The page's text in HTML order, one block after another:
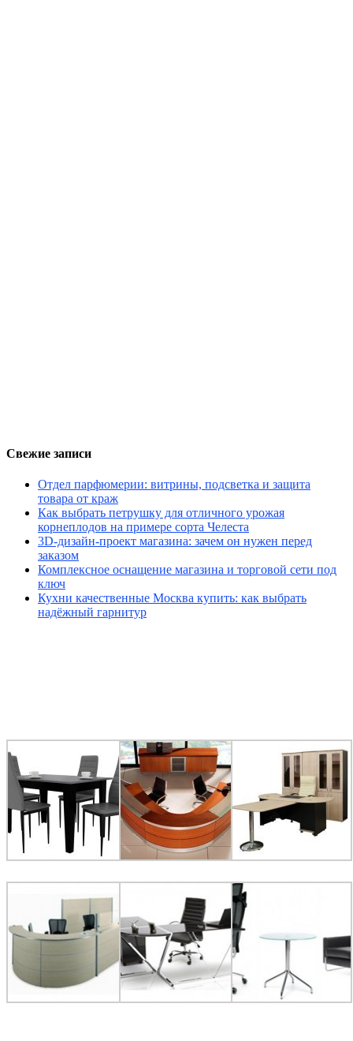
Свежие записи
Отдел парфюмерии: витрины, подсветка и защита
товара от краж
Как выбрать петрушку для отличного урожая
корнеплодов на примере сорта Челеста
3D-дизайн-проект магазина: зачем он нужен перед
заказом
Комплексное оснащение магазина и торговой сети под
ключ
Кухни качественные Москва купить: как выбрать
надёжный гарнитур